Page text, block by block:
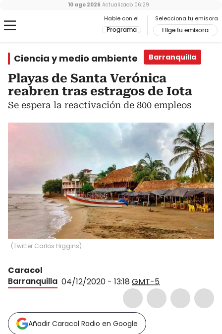
Hable con el
Programa
Selecciona tu emisora
Elige tu emisora
10 ago 2026 Actualizado 06:29
Ciencia y medio ambiente Barranquilla
Playas de Santa Verónica
reabren tras estragos de Iota
Se espera la reactivación de 800 empleos
(Twitter Carlos Higgins)
Caracol
Barranquilla 04/12/2020 - 13:18 GMT-5
Añadir Caracol Radio en Google